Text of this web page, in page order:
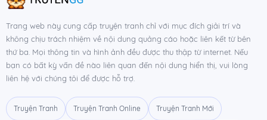
Trang web này cung cấp truyện tranh chỉ với mục đích giải trí và
không chịu trách nhiệm về nội dung quảng cáo hoặc liên kết từ bên
thứ ba. Mọi thông tin và hình ảnh đều được thu thập từ internet. Nếu
bạn có bất kỳ vấn đề nào liên quan đến nội dung hiển thị, vui lòng
liên hệ với chúng tôi để được hỗ trợ.
Truyện Tranh Truyện Tranh Online Truyện Tranh Mới